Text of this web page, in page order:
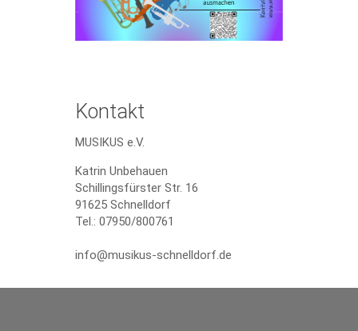
Kontakt
MUSIKUS e.V.
Katrin Unbehauen
Schillingsfürster Str. 16
91625 Schnelldorf
Tel.: 07950/800761
info@musikus-schnelldorf.de